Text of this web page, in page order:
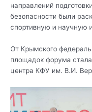
направлений
безопасности были
спортивную и научную
От Крымского
площадок форума
центра КФУ им. В.И.